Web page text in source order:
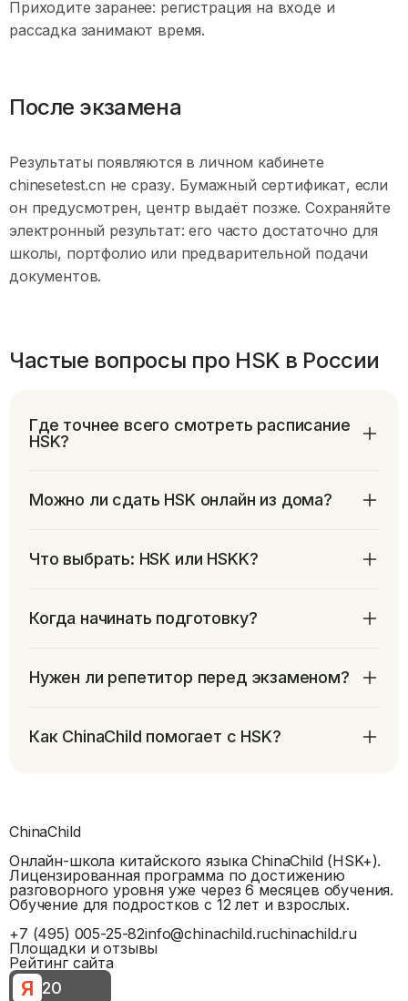
Приходите заранее: регистрация на входе и
рассадка занимают время.
После экзамена
Результаты появляются в личном кабинете
chinesetest.cn не сразу. Бумажный сертификат, если
он предусмотрен, центр выдаёт позже. Сохраняйте
электронный результат: его часто достаточно для
школы, портфолио или предварительной подачи
документов.
Частые вопросы про HSK в России
Где точнее всего смотреть расписание
HSK?
Можно ли сдать HSK онлайн из дома?
Что выбрать: HSK или HSKK?
Когда начинать подготовку?
Нужен ли репетитор перед экзаменом?
Как ChinaChild помогает с HSK?
ChinaChild
Онлайн-школа китайского языка ChinaChild (HSK+).
Лицензированная программа по достижению
разговорного уровня уже через 6 месяцев обучения.
Обучение для подростков с 12 лет и взрослых.
+7 (495) 005-25-82info@chinachild.ruchinachild.ru
Площадки и отзывы
Рейтинг сайта
Я 20